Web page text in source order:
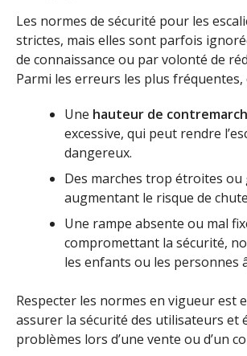
Les normes de sécurité pour les
strictes, mais elles sont parfois
de connaissance ou par volonté de
Parmi les erreurs les plus
Une hauteur de
excessive, qui peut rendre
dangereux.
Des marches trop étroites ou
augmentant le risque de
Une rampe absente ou mal
compromettant la sécurité,
les enfants ou les personnes
Respecter les normes en vigueur est
assurer la sécurité des utilisateurs et
problèmes lors d’une vente ou d’un